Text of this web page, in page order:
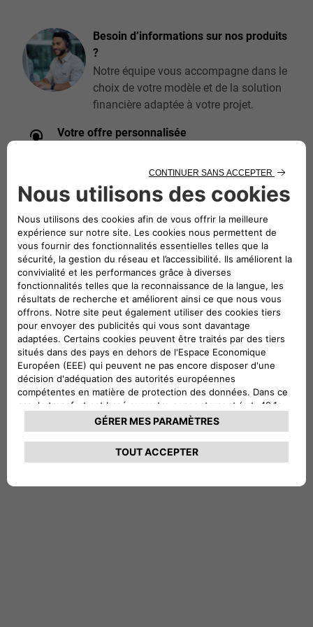
Besoin d’informations sur nos produits
?
Notre équipe vous accompagne dans le
choix de votre modèle et de la solution
financière adaptée à votre projet.
Votre offre personnalisée
Réservez un essai
Réservez votre essai sur notre plateforme en ligne.
RÉSERVEZ UN ESSAI
Recherchez un distributeur
Trouvez le distributeur le plus proche de chez vous.
TROUVEZ UN DISTRIBUTEUR
Échangez avec un Conseiller
Nos Conseillers sont disponibles au 08 05 54 38 66 (prix d’un
appel local), du lundi au vendredi de 09h00 à 20h00 et le
samedi de 10h00 à 18h00.